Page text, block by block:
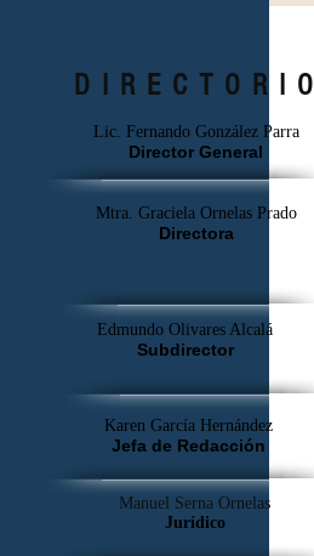
DIRECTORIO
Lic. Fernando González Parra
Director General
Mtra. Graciela Ornelas Prado
Directora
Edmundo Olivares Alcalá
Subdirector
Karen García Hernández
Jefa de Redacción
Manuel Serna Ornelas
Jurídico